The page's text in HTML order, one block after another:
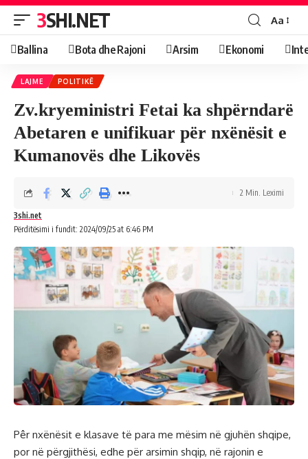
3SHI.NET Aa
Ballina Bota dhe Rajoni Arsim Ekonomi
LAJME POLITIKË
Zv.kryeministri Fetai ka shpërndarë
Abetaren e unifikuar për nxënësit e
Kumanovës dhe Likovës
Përditësimi i fundit: 2024/09/25 at 6:46 PM
3shi.net
2 Min. Leximi
Pêr nxënësit e klasave të para me mësim në gjuhën shqipe,
por në përgjithësi, edhe për arsimin shqip, në rajonin e